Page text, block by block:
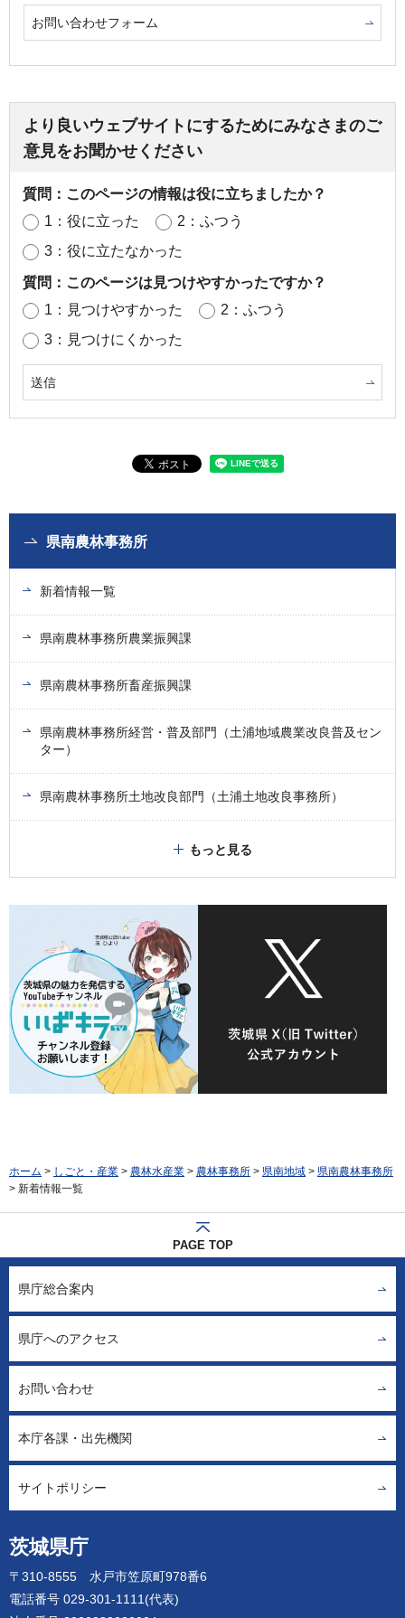
お問い合わせフォーム
より良いウェブサイトにするためにみなさまのご
意見をお聞かせください
質問：このページの情報は役に立ちましたか？
1：役に立った
2：ふつう
3：役に立たなかった
質問：このページは見つけやすかったですか？
1：見つけやすかった
2：ふつう
3：見つけにくかった
県南農林事務所
新着情報一覧
県南農林事務所農業振興課
県南農林事務所畜産振興課
県南農林事務所経営・普及部門（土浦地域農業改良普及セン
ター）
県南農林事務所土地改良部門（土浦土地改良事務所）
もっと見る
ホーム > しごと・産業 > 農林水産業 > 農林事務所 > 県南地域 > 県南農林事務所
> 新着情報一覧
PAGE TOP
茨城県庁
〒310-8555 水戸市笠原町978番6
電話番号 029-301-1111(代表)
県庁総合案内
県庁へのアクセス
お問い合わせ
本庁各課・出先機関
サイトポリシー